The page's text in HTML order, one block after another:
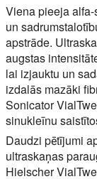
Viena pieeja
un
apstrāde.
augstas
lai izjauktu un
izdalās mazāki
Sonicator
sinukleīnu
Daudzi pētījumi
ultraskaņas
Hielscher